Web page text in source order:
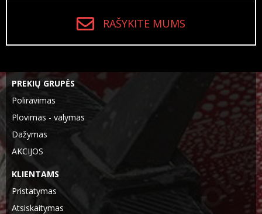
RAŠYKITE MUMS
PREKIŲ GRUPĖS
Poliravimas
Plovimas - valymas
Dažymas
AKCIJOS
KLIENTAMS
Pristatymas
Atsiskaitymas